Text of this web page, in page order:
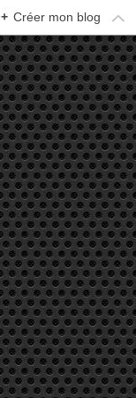
+ Créer mon blog